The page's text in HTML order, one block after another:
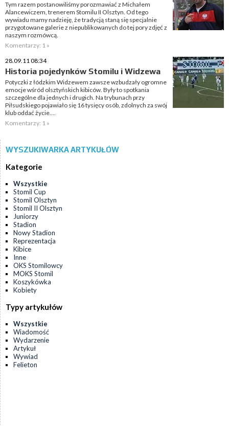
Tym razem postanowiliśmy porozmawiać z Michałem
Alancewiczem, trenerem Stomilu II Olsztyn. Od tego
wywiadu mamy nadzieję, że tradycją staną się specjalnie
przygotowane galerie z niepublikowanych do tej pory zdjęć z
naszym rozmówcą.
Komentarzy: 1 »
28.09.11 08:34
Historia pojedynków Stomilu i Widzewa
Potyczki z łódzkim Widzewem zawsze wzbudzały ogromne
emocje wśród olsztyńskich kibiców. Były to spotkania
szczególne dla jednych i drugich. Na trybunach przy
Piłsudskiego pojawiało się 16 tysięcy osób, zdolnych za swój
klub oddać życie....
Komentarzy: 1 »
WYSZUKIWARKA ARTYKUŁÓW
Kategorie
Wszystkie
Stomil Cup
Stomil Olsztyn
Stomil II Olsztyn
Juniorzy
Stadion
Nowy Stadion
Reprezentacja
Kibice
Inne
OKS Stomilowcy
MOKS Stomil
Koszykówka
Kobiety
Typy artykułów
Wszystkie
Wiadomość
Wydarzenie
Artykuł
Wywiad
Felieton